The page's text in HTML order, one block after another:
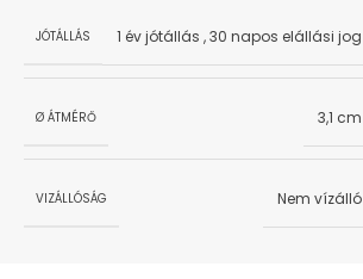
JÓTÁLLÁS 1 év jótállás ,30 napos elállási jog
Ø ÁTMÉRŐ 3,1 cm
VIZÁLLÓSÁG Nem vízálló